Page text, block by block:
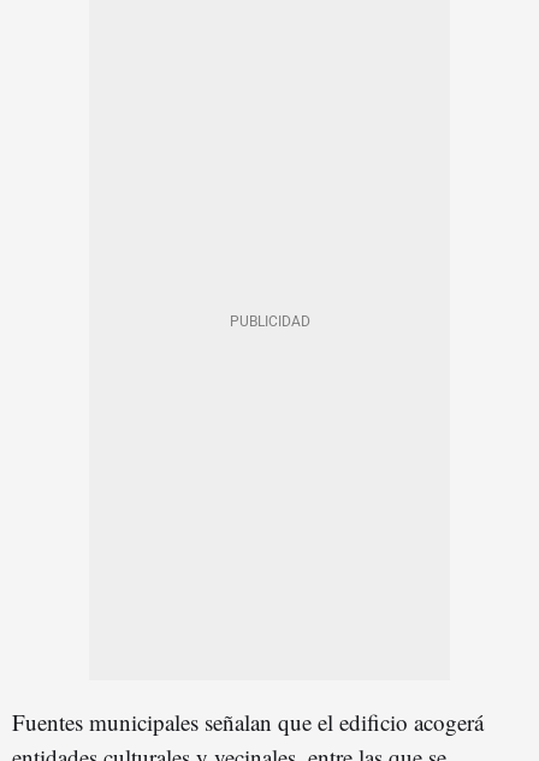
Fuentes municipales señalan que el edificio acogerá